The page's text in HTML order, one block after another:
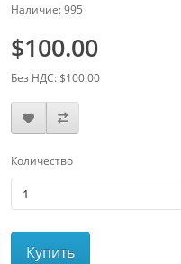
Наличие: 995
$100.00
Без НДС: $100.00
Количество
Купить